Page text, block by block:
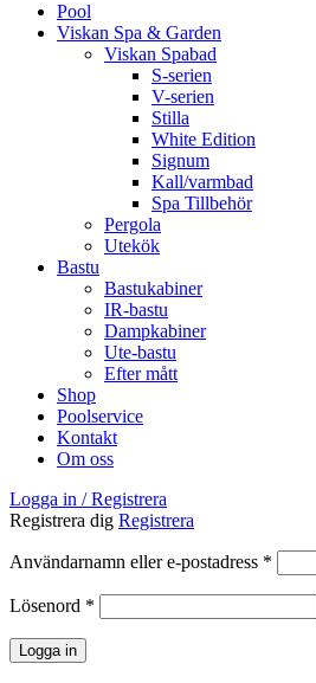
Pool
Viskan Spa & Garden
Viskan Spabad
S-serien
V-serien
Stilla
White Edition
Signum
Kall/varmbad
Spa Tillbehör
Pergola
Utekök
Bastu
Bastukabiner
IR-bastu
Dampkabiner
Ute-bastu
Efter mått
Shop
Poolservice
Kontakt
Om oss
Logga in / Registrera
Registrera dig Registrera
Användarnamn eller e-postadress *
Lösenord *
Logga in